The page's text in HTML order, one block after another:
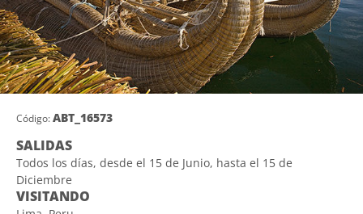
Código:ABT_16573
SALIDAS
Todos los días, desde el 15 de Junio, hasta el 15 de
Diciembre
VISITANDO